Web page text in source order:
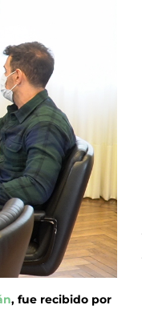
, fue recibido por